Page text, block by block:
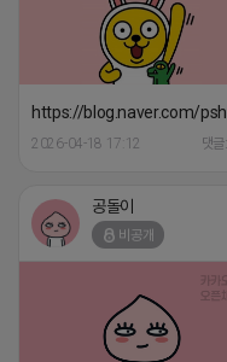
https://blog.naver.com/
2026-04-18 17:12 댓글
공돌이
비공개